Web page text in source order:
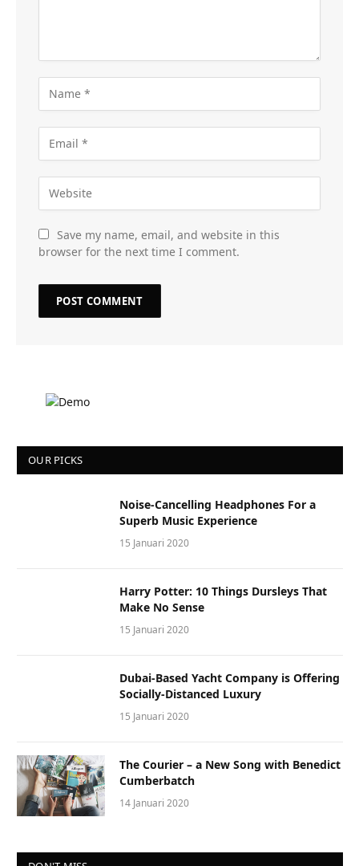
Save my name, email, and website in this
browser for the next time I comment.
OUR PICKS
Noise-Cancelling Headphones For a
Superb Music Experience
15 Januari 2020
Harry Potter: 10 Things Dursleys That
Make No Sense
15 Januari 2020
Dubai-Based Yacht Company is Offering
Socially-Distanced Luxury
15 Januari 2020
The Courier – a New Song with Benedict
Cumberbatch
14 Januari 2020